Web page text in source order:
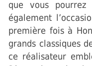
que vous
également
première fois à
grands classiques
ce réalisateur